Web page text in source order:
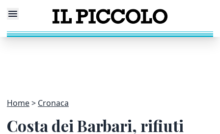
Home Cronaca
Costa dei Barbari, rifiuti